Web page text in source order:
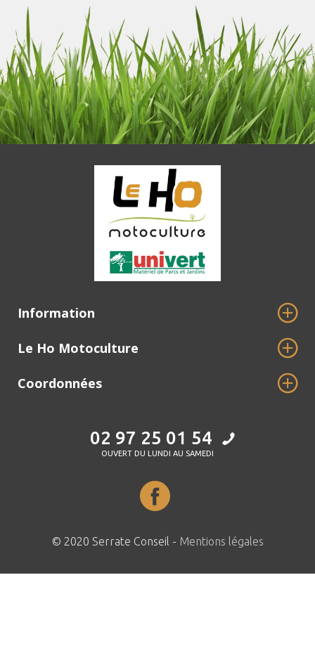
Information
Le Ho Motoculture
Coordonnées
02 97 25 01 54
OUVERT DU LUNDI AU SAMEDI
© 2020 Serrate Conseil - Mentions légales